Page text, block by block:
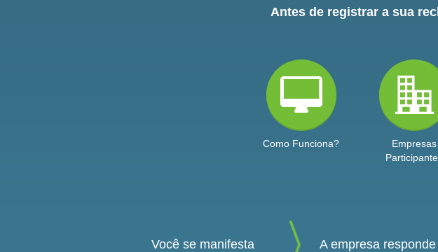
Antes de registrar a sua
Como Funciona?
Empresas
Você se manifesta A empresa responde